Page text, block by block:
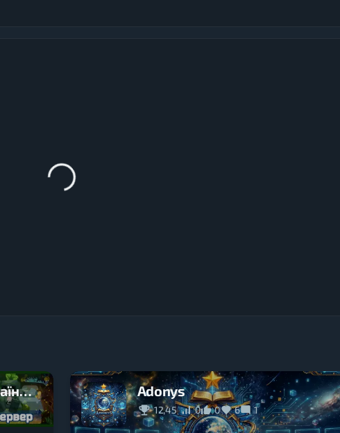
Hytale.in.UA | Перший український сервер Хайтейл
Adonys
12,45 0 0 6 1